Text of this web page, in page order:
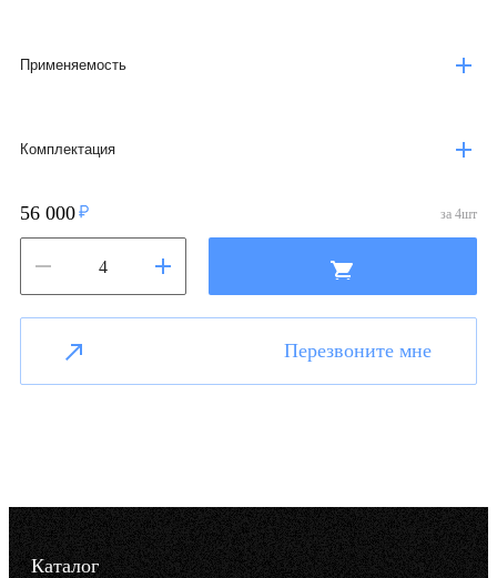
Применяемость
Комплектация
56 000 за 4шт
Перезвоните мне
Каталог